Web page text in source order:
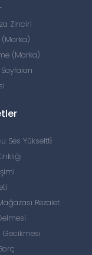
Zinciri
(Marka)
Ses Yükseltti̇
Rezalet